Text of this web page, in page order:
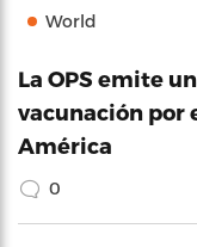
World
La OPS emite
vacunación por
América
0